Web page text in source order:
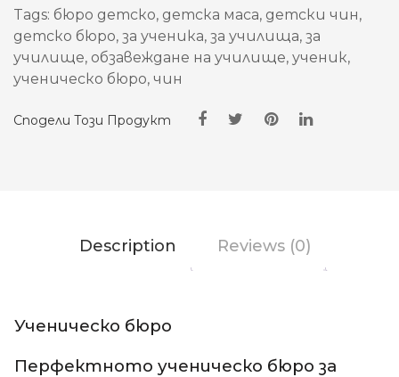
Tags: бюро детско, детска маса, детски чин,
детско бюро, за ученика, за училища, за
училище, обзавеждане на училище, ученик,
ученическо бюро, чин
Сподели Този Продукт
Description Reviews (0)
Ученическо бюро
Перфектното ученическо бюро за